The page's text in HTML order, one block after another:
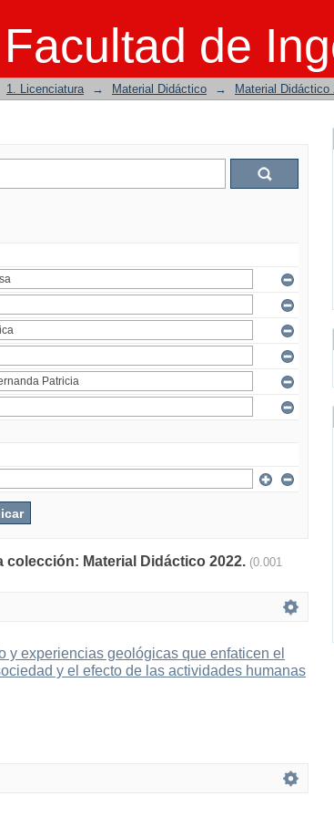
de
1. Licenciatura → Material Didáctico → Material Didáctico
colección: Material Didáctico 2022. (0.001
y experiencias geológicas que enfaticen el
y el efecto de las actividades humanas